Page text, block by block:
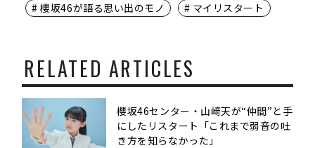
# 櫻坂46が語る思い出のモノ # マイリスタート
RELATED ARTICLES
櫻坂46センター・山﨑天が“仲間”と手
にしたリスタート「これまで弱音の吐
き方を知らなかった」